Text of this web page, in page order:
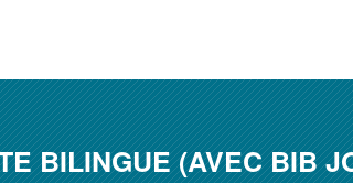
BILINGUE (AVEC BIB